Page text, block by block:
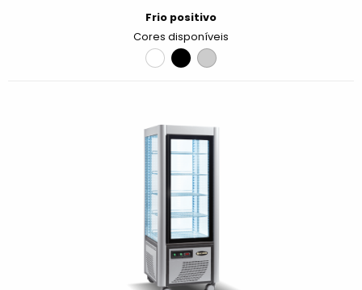
Frio positivo
Cores disponíveis